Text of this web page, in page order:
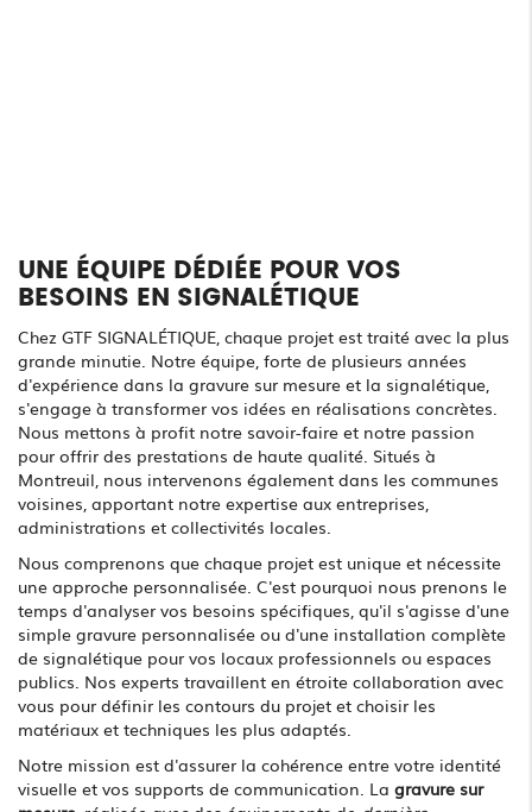
UNE ÉQUIPE DÉDIÉE POUR VOS
BESOINS EN SIGNALÉTIQUE
Chez GTF SIGNALÉTIQUE, chaque projet est traité avec la plus
grande minutie. Notre équipe, forte de plusieurs années
d'expérience dans la gravure sur mesure et la signalétique,
s'engage à transformer vos idées en réalisations concrètes.
Nous mettons à profit notre savoir-faire et notre passion
pour offrir des prestations de haute qualité. Situés à
Montreuil, nous intervenons également dans les communes
voisines, apportant notre expertise aux entreprises,
administrations et collectivités locales.
Nous comprenons que chaque projet est unique et nécessite
une approche personnalisée. C'est pourquoi nous prenons le
temps d'analyser vos besoins spécifiques, qu'il s'agisse d'une
simple gravure personnalisée ou d'une installation complète
de signalétique pour vos locaux professionnels ou espaces
publics. Nos experts travaillent en étroite collaboration avec
vous pour définir les contours du projet et choisir les
matériaux et techniques les plus adaptés.
Notre mission est d'assurer la cohérence entre votre identité
visuelle et vos supports de communication. La gravure sur